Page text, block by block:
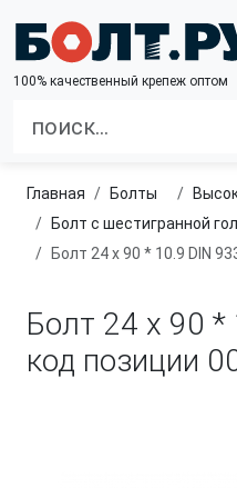
100% качественный крепеж оптом
Главная болты
Болт с шестигранной головкой, полная резьба, класс
Болт 24 х 90 * 10.9 DIN
Болт 24 х 90 *
код позиции